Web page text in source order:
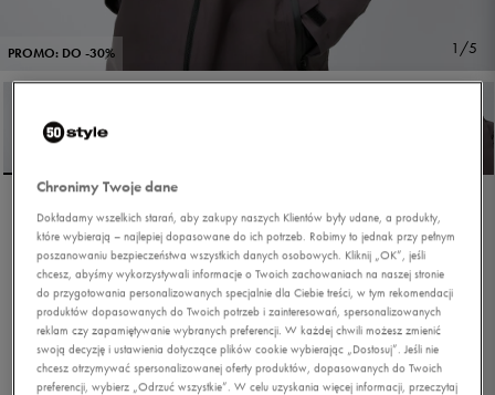
PROMO: DO -30% 1/5
UMBRO KURTKA ESS TECH
0.0(0)
199,99 -25% (cena bezpośrednio przed promocją)
159,99zł -6%(najniższa cena z 30 dni przed obniżką)
149,99złz Vat
Chronimy Twoje dane
Dokładamy wszelkich starań, aby zakupy naszych Klientów były udane, a produkty,
które wybierają – najlepiej dopasowane do ich potrzeb. Robimy to jednak przy pełnym
poszanowaniu bezpieczeństwa wszystkich danych osobowych. Kliknij „OK”, jeśli
chcesz, abyśmy wykorzystywali informacje o Twoich zachowaniach na naszej stronie
do przygotowania personalizowanych specjalnie dla Ciebie treści, w tym rekomendacji
produktów dopasowanych do Twoich potrzeb i zainteresowań, spersonalizowanych
reklam czy zapamiętywanie wybranych preferencji. W każdej chwili możesz zmienić
swoją decyzję i ustawienia dotyczące plików cookie wybierając „Dostosuj”. Jeśli nie
chcesz otrzymywać spersonalizowanej oferty produktów, dopasowanych do Twoich
preferencji, wybierz „Odrzuć wszystkie”. W celu uzyskania więcej informacji, przeczytaj